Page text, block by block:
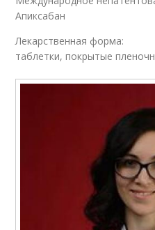
Апиксабан
Лекарственная форма:
таблетки, покрытые